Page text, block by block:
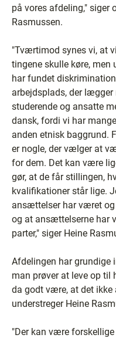
på vores afdeling," siger
Rasmussen.
"Tværtimod synes vi, at
tingene skulle køre, men
har fundet
arbejdsplads, der
studerende og ansatte
dansk, fordi vi har
anden etnisk baggrund.
er nogle, der vælger at
for dem. Det kan være
gør, at de får stillingen,
kvalifikationer står lige.
ansættelser har været
og at ansættelserne har
parter," siger Heine
Afdelingen har grundige
man prøver at leve op til
da godt være, at det ikke
understreger Heine
"Der kan være